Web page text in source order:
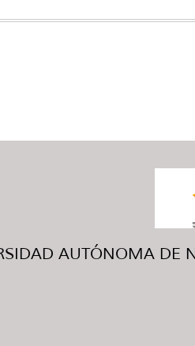
AUTÓNOMA DE